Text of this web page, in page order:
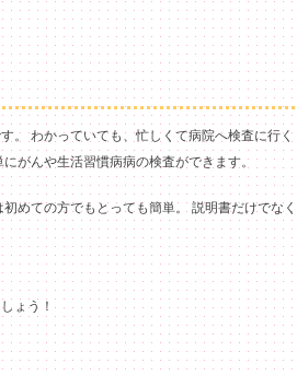
。 わかっていても、忙しくて病院へ検査に行く
がんや生活習慣病病の検査ができます。
めての方でもとっても簡単。 説明書だけでなく
ょう！